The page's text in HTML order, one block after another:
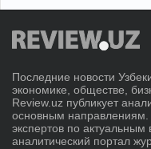
Последние новости
экономике, обществе,
Review.uz публикует
основным направлениям.
экспертов по
аналитический портал